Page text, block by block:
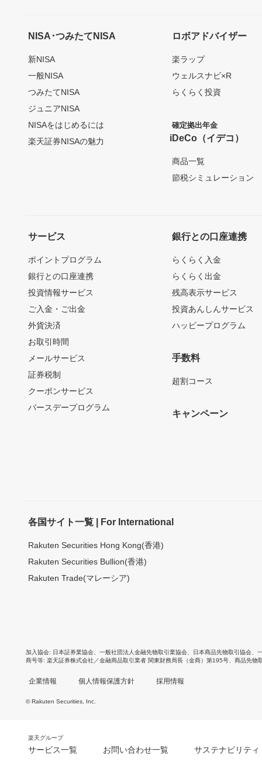
NISA･つみたてNISA
新NISA
一般NISA
つみたてNISA
ジュニアNISA
NISAをはじめるには
楽天証券NISAの魅力
ロボアドバイザー
楽ラップ
ウェルスナビ×R
らくらく投資
確定拠出年金
iDeCo（イデコ）
商品一覧
節税シミュレーション
サービス
ポイントプログラム
銀行との口座連携
投資情報サービス
ご入金・ご出金
外貨決済
お取引時間
メールサービス
証券税制
クーポンサービス
バースデープログラム
銀行との口座連携
らくらく入金
らくらく出金
残高表示サービス
投資あんしんサービス
ハッピープログラム
手数料
超割コース
キャンペーン
各国サイト一覧 | For International
Rakuten Securities Hong Kong(香港)
Rakuten Securities Bullion(香港)
Rakuten Trade(マレーシア)
加入協会 日本証券業協会 一般社団法人金融先物取引業協会 日本商品先物取引協会
商号等 楽天証券株式会社／金融商品取引業者 関東財務局長（金商）第195号、商品先物
企業情報 個人情報保護方針 採用情報
© Rakuten Securities, Inc.
楽天グループ
サービス一覧 お問い合わせ一覧 サステナビリティ